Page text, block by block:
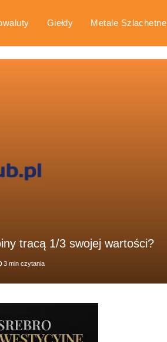
Giełdy Metale Szlachetne
tracą 1/3 swojej wartości?
3 min czytania